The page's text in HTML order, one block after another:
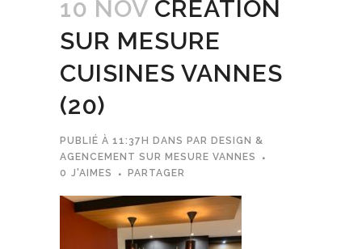
10 NOV CREATION
SUR MESURE
CUISINES VANNES
(20)
PUBLIÉ À 11:37H DANS PAR DESIGN &
AGENCEMENT SUR MESURE VANNES
0 J'AIMES PARTAGER